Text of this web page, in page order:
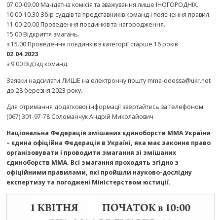
07.00-09.00 Мандатна комісія та зважування лише ІНОГОРОДНІХ.
10.00-10.30 Збір суддів та представників команд і пояснення правил.
11.00-20.00 Проведення поєдинків та нагородження.
15.00 Відкриття змагань.
з 15.00 Проведення поєдинків в категорії старше 16 років
02.04.2023
з 9.00 Від’їзд команд.
Заявки надсилати ЛИШЕ на електронну пошту mma-odessa@ukr.net
до 28 березня 2023 року.
Для отримання додаткової інформації звертайтесь за телефоном:
(067) 301-97-78 Соломанчук Андрій Миколайович
Національна Федерація змішаних єдиноборств ММА України
– єдина офіційна Федерація в Україні, яка має законне право
організовувати і проводити змагання зі змішаних
єдиноборств ММА. Всі змагання проходять згідно з
офіційними правилами, які пройшли науково-дослідну
експертизу та погоджені Міністерством юстиції.